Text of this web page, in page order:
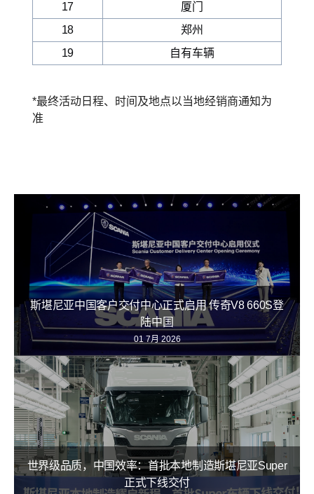
17
厦门
18
郑州
19
自有车辆
*最终活动日程、时间及地点以当地经销商通知为
准
斯堪尼亚中国客户交付中心正式启用 传奇V8 660S登
陆中国
01 7月 2026
世界级品质，中国效率：首批本地制造斯堪尼亚Super
正式下线交付